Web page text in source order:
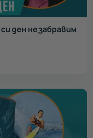
ден незабравим